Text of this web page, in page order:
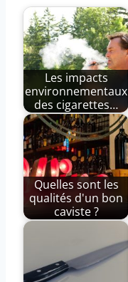
Les impacts
environnementaux
des cigarettes…
Quelles sont les
qualités d'un bon
caviste ?